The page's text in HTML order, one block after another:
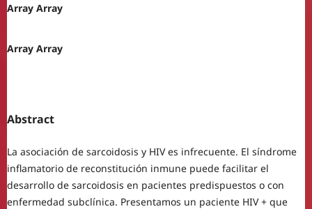
Array Array
Array Array
Abstract
La asociación de sarcoidosis y HIV es infrecuente. El síndrome
inflamatorio de reconstitución inmune puede facilitar el
desarrollo de sarcoidosis en pacientes predispuestos o con
enfermedad subclínica. Presentamos un paciente HIV + que